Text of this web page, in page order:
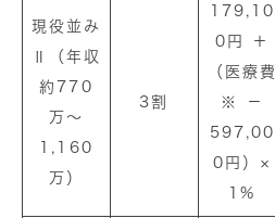
現役並み
Ⅱ（年収
約770
万〜
1,160
万）
3割
179,10
0円 ＋
（医療費
※ －
597,00
0円）×
1%